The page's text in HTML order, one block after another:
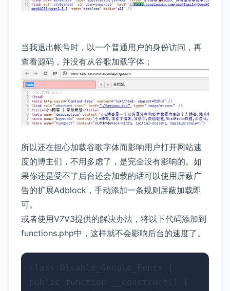
当我退出帐号时，以一个普通用户的身份访问，再
查看源码，并没有从谷歌加载字体：
所以还在担心加载谷歌字体而影响用户打开网站速
度的博主们，不用多虑了，是完全没有影响的。如
果你还是受不了后台还会加载的话可以使用屏蔽广
告的扩展Adblock，手动添加一条规则屏蔽加载即
可。
或者使用V7V3提供的解决办法，将以下代码添加到
functions.php中，这样就不会影响后台的速度了。
class Disable_Google_Fonts {
public function __construct() {